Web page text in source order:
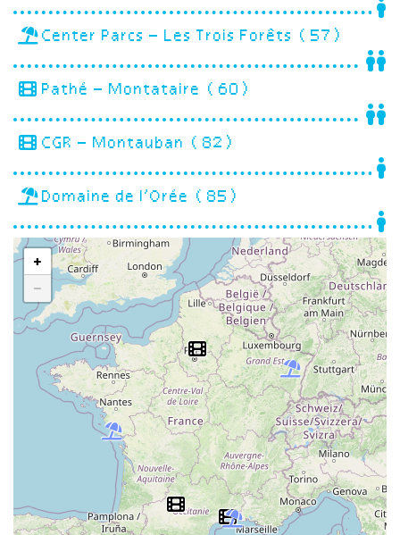
Center Parcs – Les Trois Forêts (57)
Pathé – Montataire (60)
CGR – Montauban (82)
Domaine de l’Orée (85)
+
−